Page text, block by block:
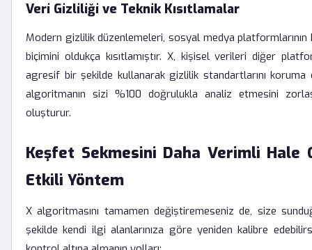
Veri Gizliliği ve Teknik Kısıtlamalar
Modern gizlilik düzenlemeleri, sosyal medya platformlarının
biçimini oldukça kısıtlamıştır. X, kişisel verileri diğer
agresif bir şekilde kullanarak gizlilik standartlarını koruma
algoritmanın sizi %100 doğrulukla analiz etmesini
oluşturur.
Keşfet Sekmesini Daha Verimli Hale
Etkili Yöntem
X algoritmasını tamamen değiştiremeseniz de, size
şekilde kendi ilgi alanlarınıza göre yeniden kalibre